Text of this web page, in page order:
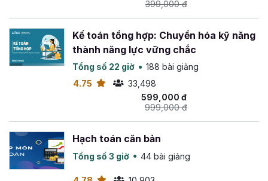
399,000 đ
Kế toán tổng hợp: Chuyển hóa kỹ năng
thành năng lực vững chắc
Tổng số 22 giờ
188 bài giảng
4.75
33,498
599,000 đ
999,000 đ
Hạch toán căn bản
Tổng số 3 giờ 44 bài giảng